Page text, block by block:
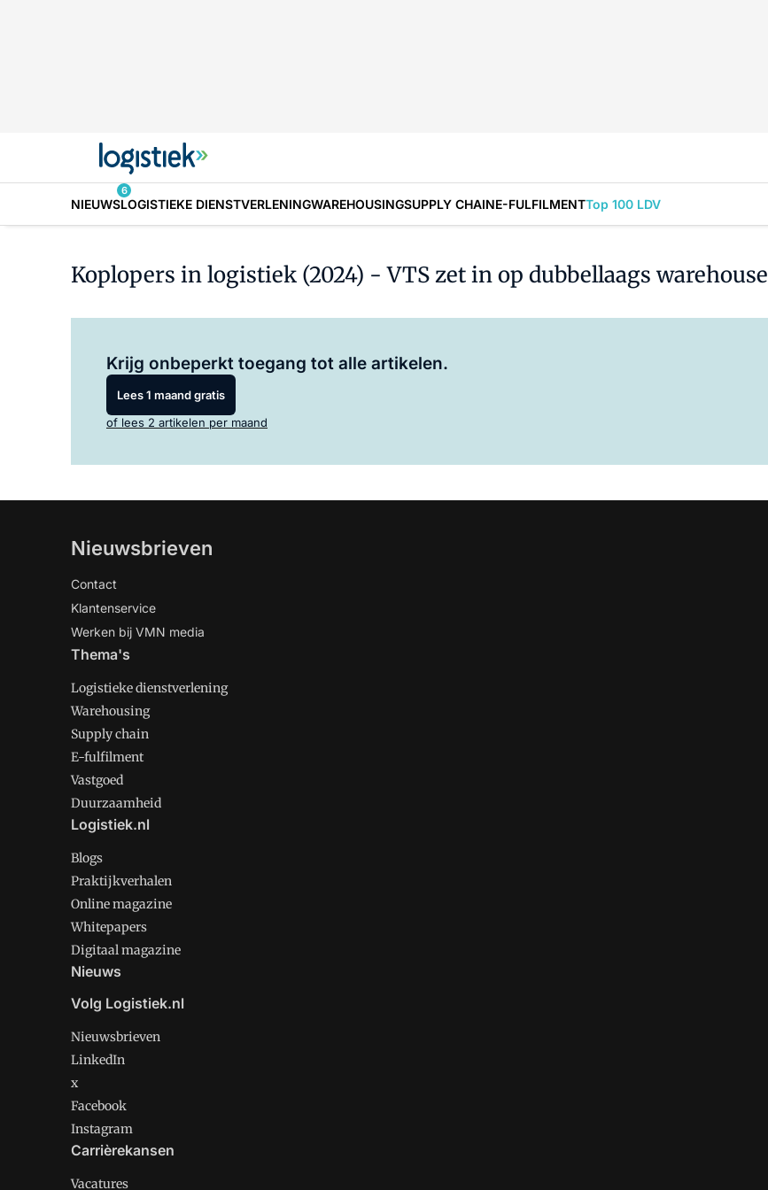
NIEUWS
6
LOGISTIEKE DIENSTVERLENINGWAREHOUSINGSUPPLY CHAINE-FULFILMENTTop 100 LDV
Koplopers in logistiek (2024) - VTS zet in op dubbellaags warehouse
Krijg onbeperkt toegang tot alle artikelen.
Lees 1 maand gratis
of lees 2 artikelen per maand
Nieuwsbrieven
Contact
Klantenservice
Werken bij VMN media
Thema's
Logistieke dienstverlening
Warehousing
Supply chain
E-fulfilment
Vastgoed
Duurzaamheid
Logistiek.nl
Blogs
Praktijkverhalen
Online magazine
Whitepapers
Digitaal magazine
Nieuws
Volg Logistiek.nl
Nieuwsbrieven
LinkedIn
x
Facebook
Instagram
Carrièrekansen
Vacatures